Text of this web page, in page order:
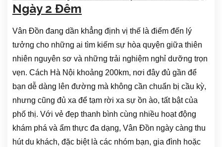
Ngày 2 Đêm
Vân Đồn đang dần khẳng định vị thế là điểm đến lý
tưởng cho những ai tìm kiếm sự hòa quyện giữa thiên
nhiên nguyên sơ và những trải nghiệm nghỉ dưỡng trọn
vẹn. Cách Hà Nội khoảng 200km, nơi đây đủ gần để
bạn dễ dàng lên đường mà không cần chuẩn bị cầu kỳ,
nhưng cũng đủ xa để tạm rời xa sự ồn ào, tất bật của
phố thị. Với vẻ đẹp thanh bình cùng nhiều hoạt động
khám phá và ẩm thực đa dạng, Vân Đồn ngày càng thu
hút du khách, đặc biệt là các nhóm bạn, gia đình hoặc